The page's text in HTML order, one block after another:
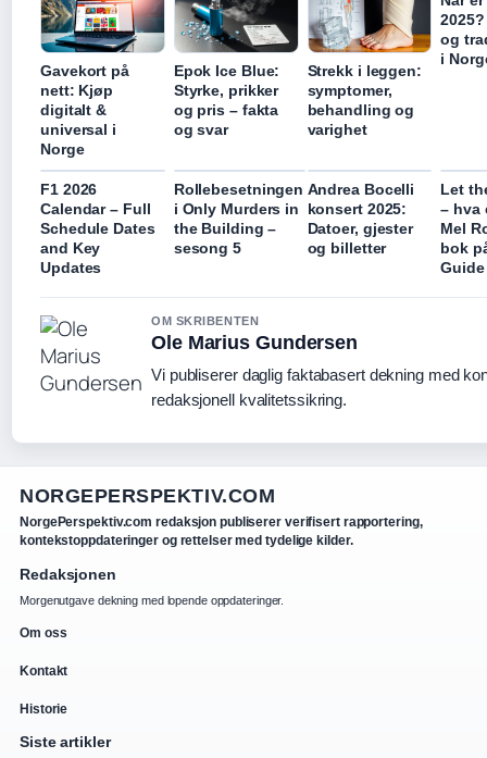
Gavekort på
nett: Kjøp
digitalt &
universal i
Norge
Epok Ice Blue:
Styrke, prikker
og pris – fakta
og svar
Strekk i leggen:
symptomer,
behandling og
varighet
og
i
F1 2026
Calendar – Full
Schedule Dates
and Key
Updates
Rollebesetningen
i Only Murders in
the Building –
sesong 5
Andrea Bocelli
konsert 2025:
Datoer, gjester
og billetter
Let
– hva
Mel
bok
Guide
OM SKRIBENTEN
Ole Marius Gundersen
Vi publiserer daglig faktabasert dekning med
redaksjonell kvalitetssikring.
NORGEPERSPEKTIV.COM
NorgePerspektiv.com redaksjon publiserer verifisert rapportering,
kontekstoppdateringer og rettelser med tydelige kilder.
Redaksjonen
Morgenutgave dekning med lopende oppdateringer.
Om oss
Kontakt
Historie
Siste artikler